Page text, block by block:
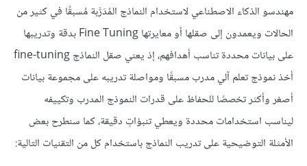
مهندسو الذكاء الاصطناعي لاستخدام النماذج المُدَرَّبة مُسبقًا في كثير من
الحالات ويعمدون إلى صقلها أو معايرتها Fine Tuning بدقة وتدريبها
على بيانات محددة تناسب أهدافهم، إذ يعني صقل النماذج fine-tuning
أخذ نموذج تعلم آلي مدرب مسبقًا ومواصلة تدريبه على مجموعة بيانات
أصغر وأكثر تخصصًا للحفاظ على قدرات النموذج المدرب وتكييفه
ليناسب استخدامات محددة ويعطي تنبؤاتٍ دقيقة، كما سنطرح بعض
الأمثلة التوضيحية على تدريب النماذج باستخدام كل من التقنيات التالية: